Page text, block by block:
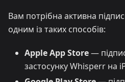
Вам потрібна активна
одним із таких способів:
Apple App Store—
застосунку Whisperr на